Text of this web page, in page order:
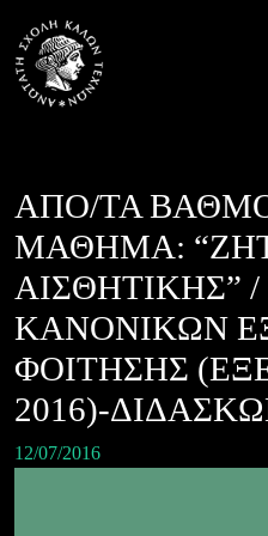
content
ΑΠΟ/ΤΑ
ΜΑΘΗΜΑ:
ΑΙΣΘΗΤΙΚΗΣ”
ΚΑΝΟΝΙΚΩΝ
ΦΟΙΤΗΣΗΣ
2016)-
12/07/2016